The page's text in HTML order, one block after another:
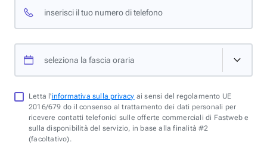
inserisci il tuo numero di telefono
seleziona la fascia oraria
Letta l'informativa sulla privacy ai sensi del regolamento UE
2016/679 do il consenso al trattamento dei dati personali per
ricevere contatti telefonici sulle offerte commerciali di Fastweb e
sulla disponibilità del servizio, in base alla finalità #2
(facoltativo).